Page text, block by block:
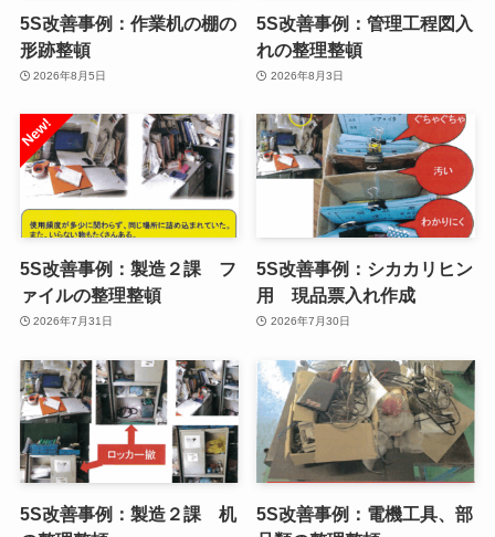
5S改善事例：作業机の棚の
形跡整頓
2026年8月5日
5S改善事例：管理工程図入
れの整理整頓
2026年8月3日
5S改善事例：製造２課 フ
ァイルの整理整頓
2026年7月31日
5S改善事例：シカカリヒン
用 現品票入れ作成
2026年7月30日
5S改善事例：製造２課 机
5S改善事例：電機工具、部